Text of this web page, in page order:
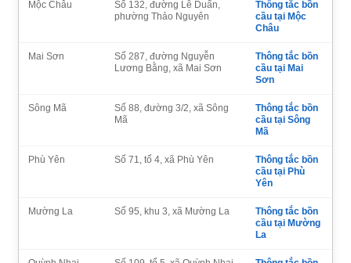
Mộc Châu
Số 132, đường Lê Duẩn,
phường Thảo Nguyên
Thông tắc bồn
cầu tại Mộc
Châu
Mai Sơn
Số 287, đường Nguyễn
Lương Bằng, xã Mai Sơn
Thông tắc bồn
cầu tại Mai
Sơn
Sông Mã
Số 88, đường 3/2, xã Sông
Mã
Thông tắc bồn
cầu tại Sông
Mã
Phù Yên Số 71, tổ 4, xã Phù Yên
Thông tắc bồn
cầu tại Phù
Yên
Mường La Số 95, khu 3, xã Mường La
Thông tắc bồn
cầu tại Mường
La